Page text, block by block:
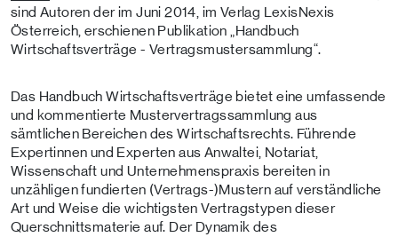
sind Autoren der im Juni 2014, im Verlag LexisNexis
Österreich, erschienen Publikation „Handbuch
Wirtschaftsverträge - Vertragsmustersammlung“.
Das Handbuch Wirtschaftsverträge bietet eine umfassende
und kommentierte Mustervertragssammlung aus
sämtlichen Bereichen des Wirtschaftsrechts. Führende
Expertinnen und Experten aus Anwaltei, Notariat,
Wissenschaft und Unternehmenspraxis bereiten in
unzähligen fundierten (Vertrags-)Mustern auf verständliche
Art und Weise die wichtigsten Vertragstypen dieser
Querschnittsmaterie auf. Der Dynamik des